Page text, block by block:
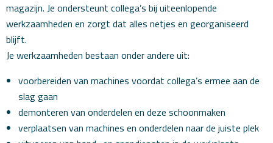
magazijn. Je ondersteunt collega’s bij uiteenlopende
werkzaamheden en zorgt dat alles netjes en georganiseerd
blijft.
Je werkzaamheden bestaan onder andere uit:
voorbereiden van machines voordat collega’s ermee aan de
slag gaan
demonteren van onderdelen en deze schoonmaken
verplaatsen van machines en onderdelen naar de juiste plek